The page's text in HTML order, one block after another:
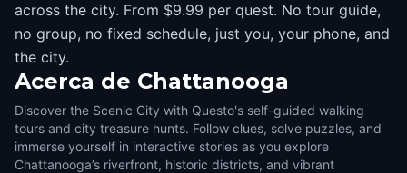
across the city. From $9.99 per quest. No tour guide,
no group, no fixed schedule, just you, your phone, and
the city.
Acerca de Chattanooga
Discover the Scenic City with Questo's self-guided walking
tours and city treasure hunts. Follow clues, solve puzzles, and
immerse yourself in interactive stories as you explore
Chattanooga’s riverfront, historic districts, and vibrant